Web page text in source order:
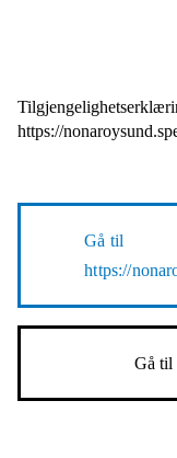
https://
Gå til
https://
Gå til